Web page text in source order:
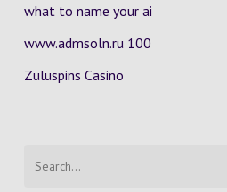
what to name your ai
www.admsoln.ru 100
Zuluspins Casino